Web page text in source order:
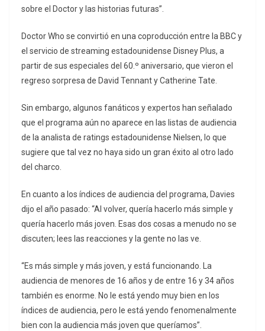
sobre el Doctor y las historias futuras”.
Doctor Who se convirtió en una coproducción entre la BBC y
el servicio de streaming estadounidense Disney Plus, a
partir de sus especiales del 60.º aniversario, que vieron el
regreso sorpresa de David Tennant y Catherine Tate.
Sin embargo, algunos fanáticos y expertos han señalado
que el programa aún no aparece en las listas de audiencia
de la analista de ratings estadounidense Nielsen, lo que
sugiere que tal vez no haya sido un gran éxito al otro lado
del charco.
En cuanto a los índices de audiencia del programa, Davies
dijo el año pasado: “Al volver, quería hacerlo más simple y
quería hacerlo más joven. Esas dos cosas a menudo no se
discuten; lees las reacciones y la gente no las ve.
“Es más simple y más joven, y está funcionando. La
audiencia de menores de 16 años y de entre 16 y 34 años
también es enorme. No le está yendo muy bien en los
índices de audiencia, pero le está yendo fenomenalmente
bien con la audiencia más joven que queríamos”.